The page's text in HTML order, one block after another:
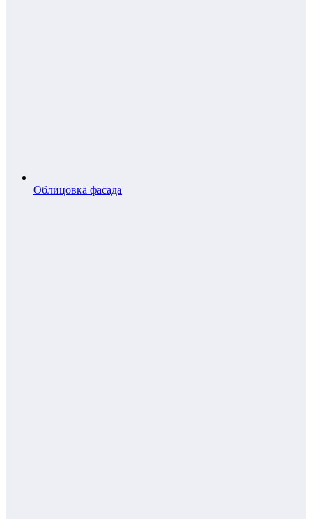
Облицовка фасада